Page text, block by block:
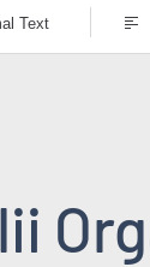
Text